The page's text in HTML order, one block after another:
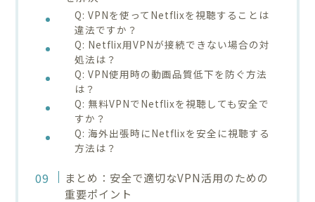
Q: VPNを使ってNetflixを視聴することは
違法ですか？
Q: Netflix用VPNが接続できない場合の対
処法は？
Q: VPN使用時の動画品質低下を防ぐ方法
は？
Q: 無料VPNでNetflixを視聴しても安全で
すか？
Q: 海外出張時にNetflixを安全に視聴する
方法は？
まとめ：安全で適切なVPN活用のための
重要ポイント